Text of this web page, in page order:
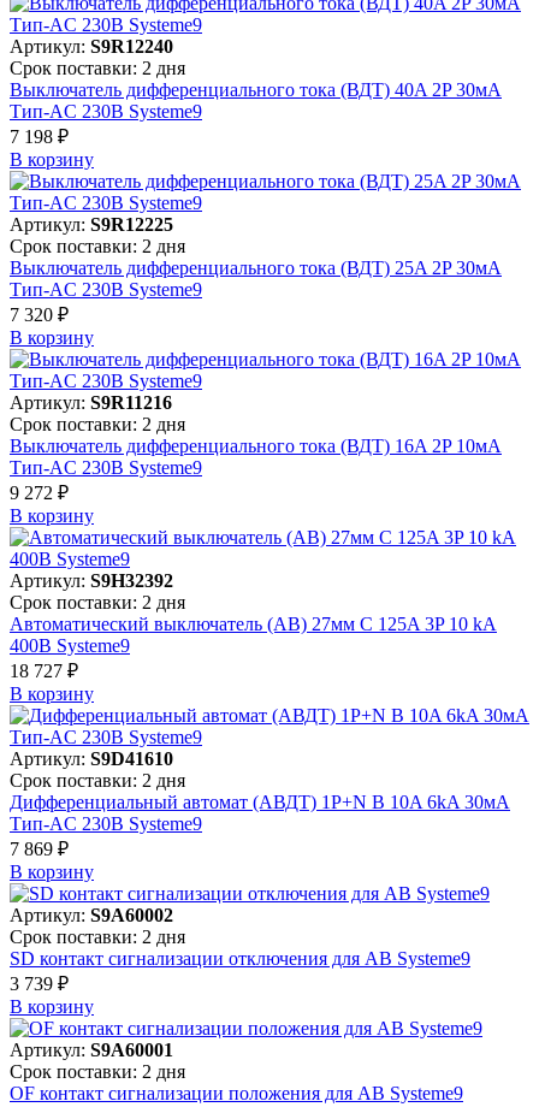
Артикул: S9R12240
Срок поставки: 2 дня
Выключатель дифференциального тока (ВДТ) 40A 2P 30мА
Тип-AC 230В Systeme9
7 198 ₽
В корзинy
Артикул: S9R12225
Срок поставки: 2 дня
Выключатель дифференциального тока (ВДТ) 25A 2P 30мА
Тип-AC 230В Systeme9
7 320 ₽
В корзинy
Артикул: S9R11216
Срок поставки: 2 дня
Выключатель дифференциального тока (ВДТ) 16A 2P 10мА
Тип-AC 230В Systeme9
9 272 ₽
В корзинy
Артикул: S9H32392
Срок поставки: 2 дня
Автоматический выключатель (АВ) 27мм C 125A 3P 10 kA
400В Systeme9
18 727 ₽
В корзинy
Артикул: S9D41610
Срок поставки: 2 дня
Дифференциальный автомат (АВДТ) 1P+N B 10A 6kA 30мА
Тип-AC 230В Systeme9
7 869 ₽
В корзинy
Артикул: S9A60002
Срок поставки: 2 дня
SD контакт сигнализации отключения для АВ Systeme9
3 739 ₽
В корзинy
Артикул: S9A60001
Срок поставки: 2 дня
OF контакт сигнализации положения для АВ Systeme9